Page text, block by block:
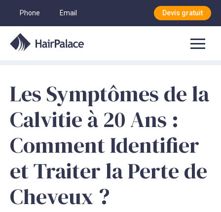
Phone Email Devis gratuit
Les Symptômes de la
Calvitie à 20 Ans :
Comment Identifier
et Traiter la Perte de
Cheveux ?